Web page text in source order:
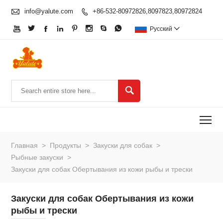
 info@yalute.com  +86-532-80972826,8097823,80972824
        Pусский 

Главная > Продукты > Закуски для собак >
Рыбные закуски >
Закуски для собак Обертывания из кожи рыбы и трески
Закуски для собак Обертывания из кожи
рыбы и трески